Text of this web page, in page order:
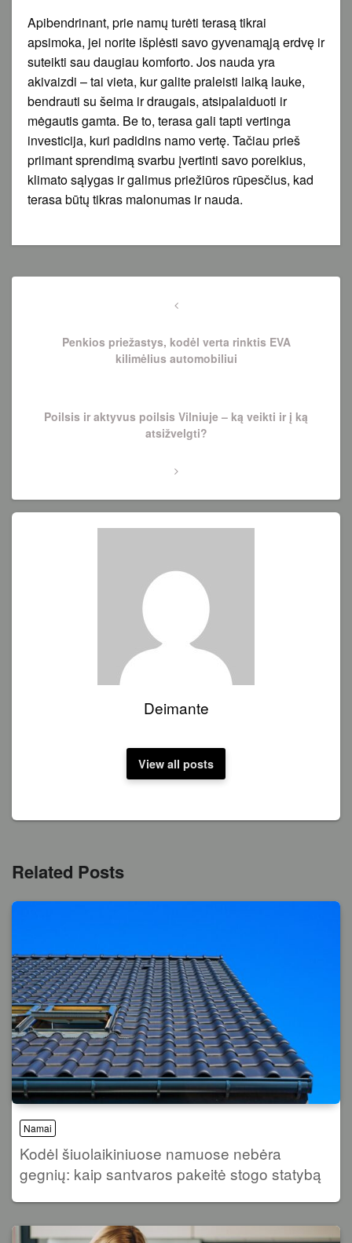
Apibendrinant, prie namų turėti terasą tikrai
apsimoka, jei norite išplėsti savo gyvenamąją erdvę ir
suteikti sau daugiau komforto. Jos nauda yra
akivaizdi – tai vieta, kur galite praleisti laiką lauke,
bendrauti su šeima ir draugais, atsipalaiduoti ir
mėgautis gamta. Be to, terasa gali tapti vertinga
investicija, kuri padidins namo vertę. Tačiau prieš
priimant sprendimą svarbu įvertinti savo poreikius,
klimato sąlygas ir galimus priežiūros rūpesčius, kad
terasa būtų tikras malonumas ir nauda.
Navigacija
Previous
Penkios priežastys, kodėl verta rinktis EVA
kilimėlius automobiliui
Next
Poilsis ir aktyvus poilsis Vilniuje – ką veikti ir į ką
atsižvelgti?
Deimante
View all posts
Related Posts
Namai
Kodėl šiuolaikiniuose namuose nebėra
gegnių: kaip santvaros pakeitė stogo statybą